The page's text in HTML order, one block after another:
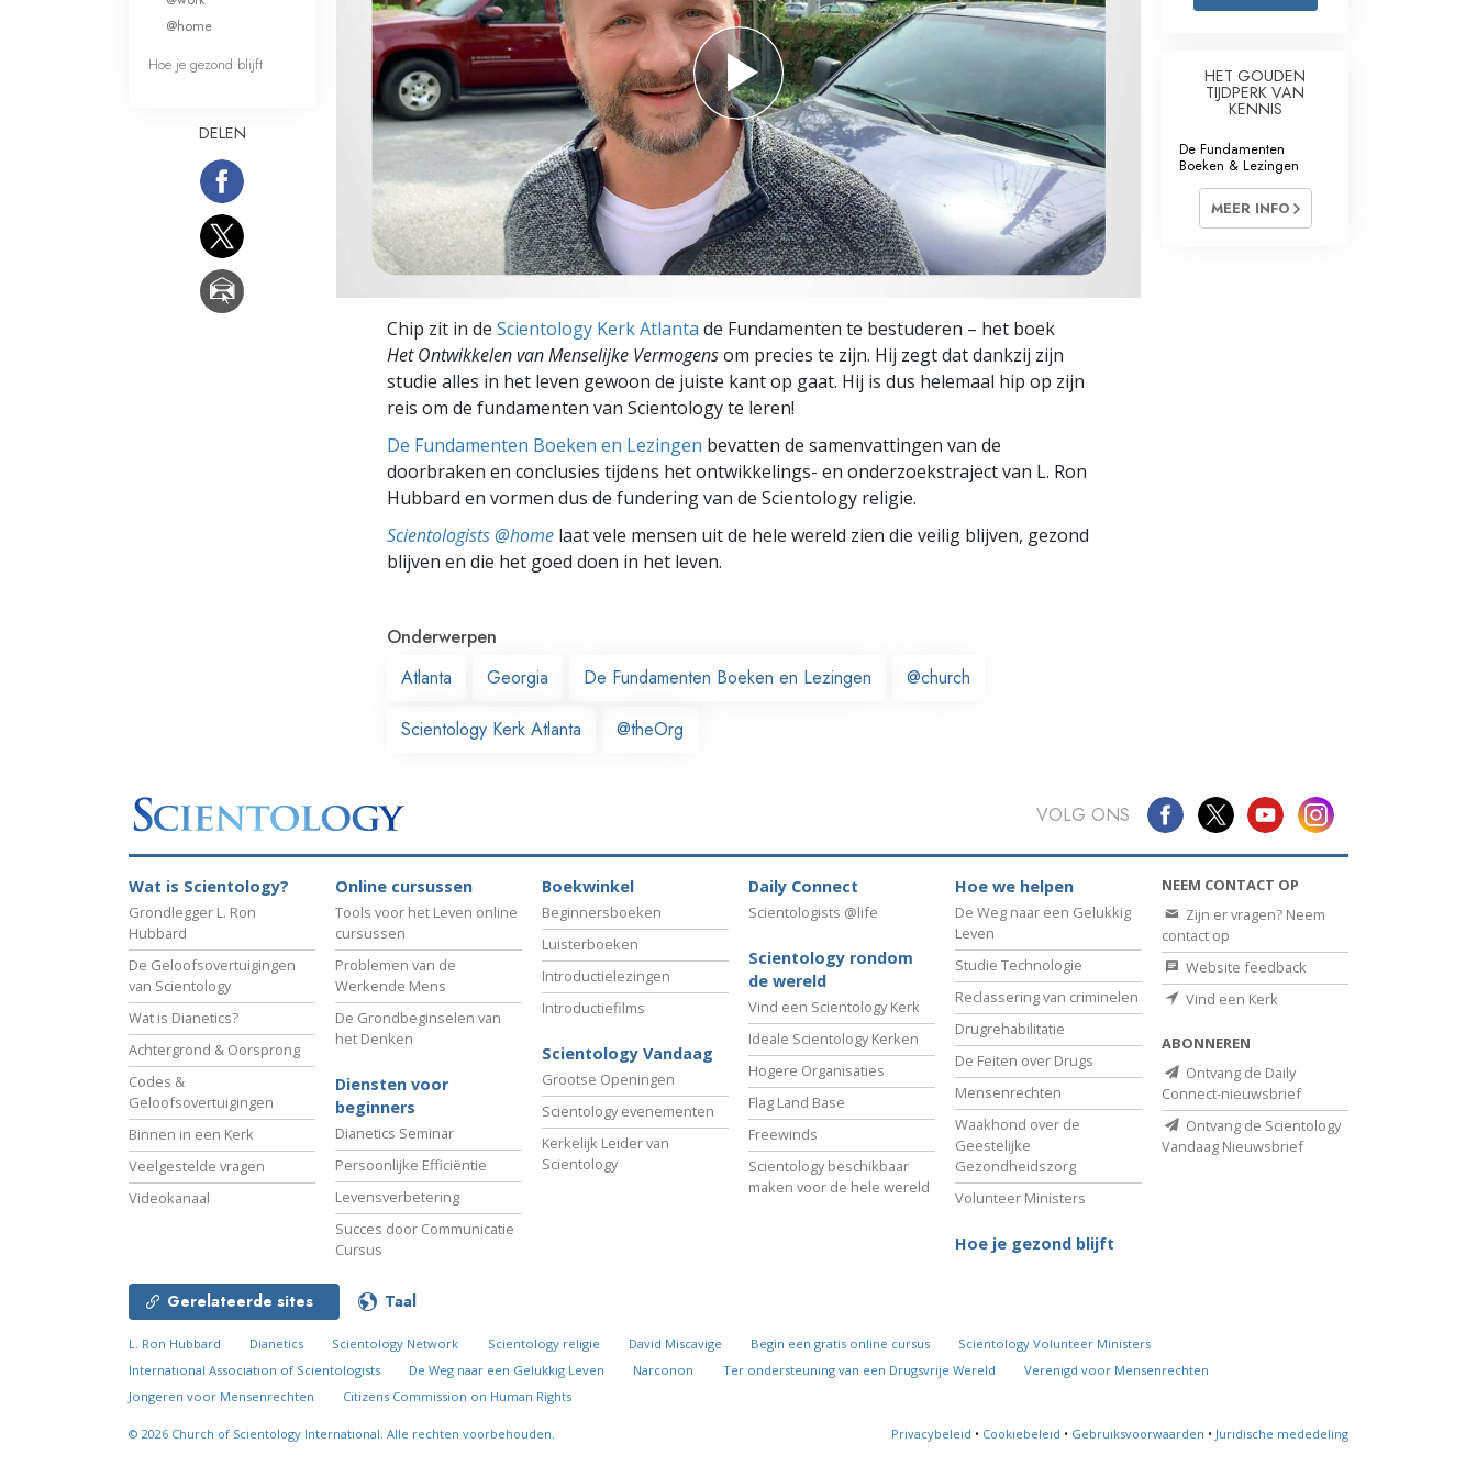
Wat is Grootheid?
Oplossingen voor het Drugsprobleem
Hulpmiddelen bij het Dagelijks Werk
Ethiek en de Condities
De Oorzaak van Onderdrukking
Feitenonderzoek
De Grondbeginselen van Organiseren
Communicatie
Chip zit in de Scientology Kerk Atlanta de Fundamenten te bestuderen – het boek
Het Ontwikkelen van Menselijke Vermogensom precies te zijn. Hij zegt dat dankzij zijn
studie alles in het leven gewoon de juiste kant op gaat. Hij is dus helemaal hip op zijn
reis om de fundamenten van Scientology te leren!
De Fundamenten Boeken en Lezingen bevatten de samenvattingen van de
doorbraken en conclusies tijdens het ontwikkelings- en onderzoekstraject van L. Ron
Hubbard en vormen dus de fundering van de Scientology religie.
Scientologists @home laat vele mensen uit de hele wereld zien die veilig blijven, gezond
blijven en die het goed doen in het leven.
Onderwerpen
Atlanta
Georgia De Fundamenten Boeken en Lezingen @church
Scientology Kerk Atlanta @theOrg
@home
Hoe je gezond blijft
DELEN
HET GOUDEN
TIJDPERK VAN
KENNIS
De Fundamenten
Boeken & Lezingen
MEER INFO
VOLG ONS
Wat is Scientology?
Grondlegger L. Ron
Hubbard
De Geloofsovertuigingen
van Scientology
Wat is Dianetics?
Achtergrond & Oorsprong
Codes &
Geloofsovertuigingen
Binnen in een Kerk
Veelgestelde vragen
Videokanaal
Online cursussen
Tools voor het Leven online
cursussen
Problemen van de
Werkende Mens
De Grondbeginselen van
het Denken
Diensten voor
beginners
Dianetics Seminar
Persoonlijke Efficiëntie
Levensverbetering
Succes door Communicatie
Cursus
Boekwinkel
Beginnersboeken
Luisterboeken
Introductielezingen
Introductiefilms
Scientology Vandaag
Grootse Openingen
Scientology evenementen
Kerkelijk Leider van
Scientology
Daily Connect
Scientologists @life
Scientology rondom
de wereld
Vind een Scientology Kerk
Ideale Scientology Kerken
Hogere Organisaties
Flag Land Base
Freewinds
Scientology beschikbaar
maken voor de hele wereld
Hoe we helpen
De Weg naar een Gelukkig
Leven
Studie Technologie
Reclassering van criminelen
Drugrehabilitatie
De Feiten over Drugs
Mensenrechten
Waakhond over de
Geestelijke
Gezondheidszorg
Volunteer Ministers
Hoe je gezond blijft
NEEM CONTACT OP
Zijn er vragen? Neem
contact op
Website feedback
Vind een Kerk
ABONNEREN
Ontvang de Daily
Connect-nieuwsbrief
Ontvang de Scientology
Vandaag Nieuwsbrief
Gerelateerde sites Taal
L. Ron Hubbard Dianetics Scientology Network Scientology religie David Miscavige Begin een gratis online cursus
Scientology Volunteer Ministers
International Association of Scientologists
De Weg naar een Gelukkig Leven Narconon Ter ondersteuning van een Drugsvrije Wereld
Verenigd voor Mensenrechten
Jongeren voor Mensenrechten
Citizens Commission on Human Rights
© 2026 Church of Scientology International. Alle rechten voorbehouden. Privacybeleid • Cookiebeleid • Gebruiksvoorwaarden • Juridische mededeling